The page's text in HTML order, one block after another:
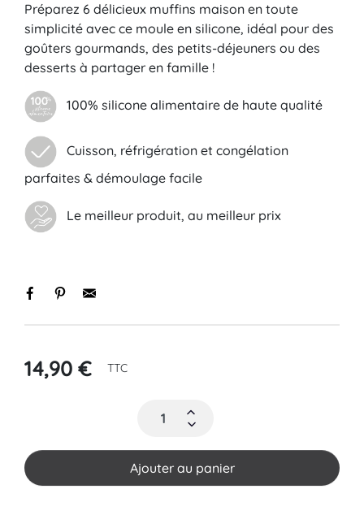
Préparez 6 délicieux muffins maison en toute
simplicité avec ce moule en silicone, idéal pour des
goûters gourmands, des petits-déjeuners ou des
desserts à partager en famille !
100% silicone alimentaire de haute qualité
Cuisson, réfrigération et congélation
parfaites & démoulage facile
Le meilleur produit, au meilleur prix
14,90 € TTC
Ajouter au panier